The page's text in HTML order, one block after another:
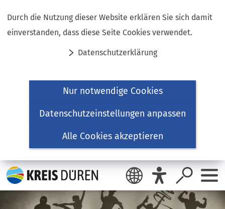
Durch die Nutzung dieser Website erklären Sie sich damit
einverstanden, dass diese Seite Cookies verwendet.
Datenschutzerklärung
Nur notwendige Cookies
Datenschutzeinstellungen anpassen
Alle Cookies akzeptieren
Inhalt anspringen